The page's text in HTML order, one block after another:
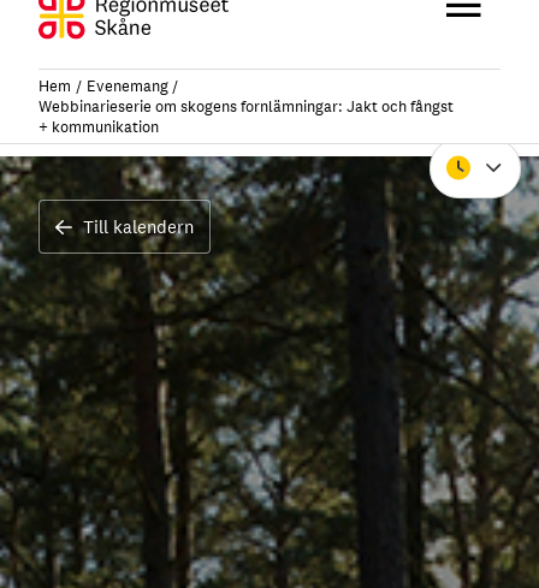
Hoppa
Stäng
Hem
Evenemang
Webbinarieserie om skogens fornlämningar: Jakt och fångst
+ kommunikation
Till kalendern